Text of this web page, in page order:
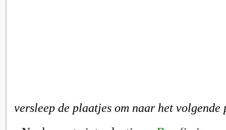
versleep de plaatjes om naar het